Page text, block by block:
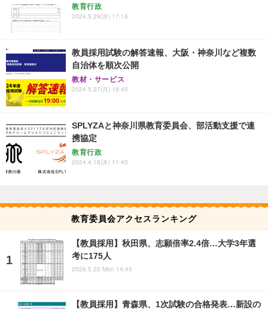
教育行政
2024.5.29(水) 17:15
教員採用試験の解答速報、大阪・神奈川など複数
自治体を順次公開
教材・サービス
2024.5.27(月) 18:45
SPLYZAと神奈川県教育委員会、部活動支援で連
携協定
教育行政
2024.4.18(木) 11:45
教育委員会アクセスランキング
【教員採用】秋田県、志願倍率2.4倍…大学3年選
考に175人
2026.5.25 Mon 14:45
【教員採用】青森県、1次試験の合格発表…新設の